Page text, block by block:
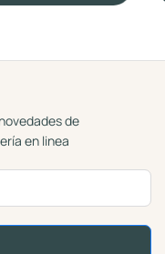
e
de
en linea